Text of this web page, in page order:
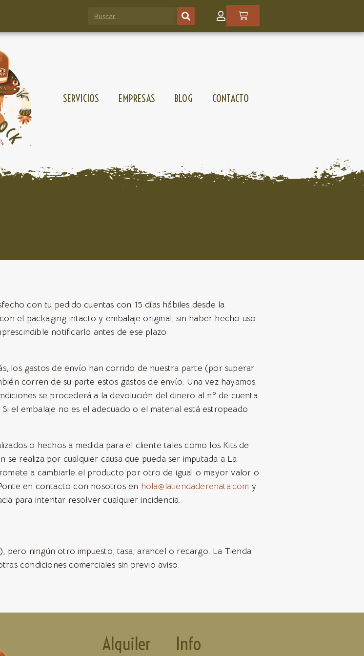
SERVICIOS EMPRESAS BLOG CONTACTO
con tu pedido cuentas con 15 días hábiles desde la
el packaging intacto y embalaje original, sin haber hecho uso
notificarlo antes de ese plazo
los gastos de envío han corrido de nuestra parte (por superar
corren de su parte estos gastos de envío. Una vez hayamos
se procederá a la devolución del dinero al nº de cuenta
el embalaje no es el adecuado o el material está estropeado
o hechos a medida para el cliente tales como los Kits de
realiza por cualquier causa que pueda ser imputada a La
a cambiarle el producto por otro de igual o mayor valor o
en contacto con nosotros en hola@latiendaderenata.com y
para intentar resolver cualquier incidencia.
pero ningún otro impuesto, tasa, arancel o recargo. La Tienda
condiciones comerciales sin previo aviso.
Alquiler Info